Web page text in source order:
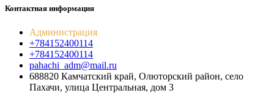
Контактная информация
Администрация
+784152400114
+784152400114
pahachi_adm@mail.ru
688820 Камчатский край, Олюторский район, село
Пахачи, улица Центральная, дом 3